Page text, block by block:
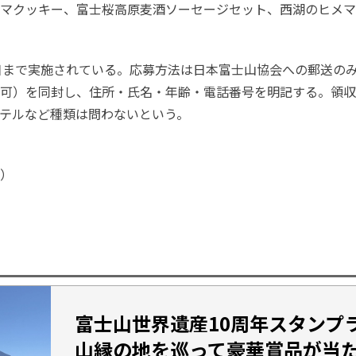
クッキー、富士桜高原麦酒ソーセージセット、西湖のヒメ
で実施されている。応募方法は日本富士山協会への郵送の
）を同封し、住所・氏名・年齢・電話番号を明記する。領
ルなど種類は問わないという。
富士山世界遺産10周年スタン
山縁の地を巡って豪華賞品が当